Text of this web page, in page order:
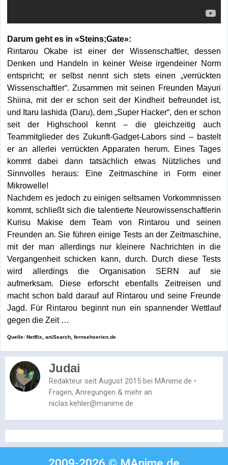
Darum geht es in «Steins;Gate»:
Rintarou Okabe ist einer der Wissenschaftler, dessen
Denken und Handeln in keiner Weise irgendeiner Norm
entspricht; er selbst nennt sich stets einen „verrückten
Wissenschaftler“. Zusammen mit seinen Freunden Mayuri
Shiina, mit der er schon seit der Kindheit befreundet ist,
und Itaru Iashida (Daru), dem „Super Hacker“, den er schon
seit der Highschool kennt – die gleichzeitig auch
Teammitglieder des Zukunft-Gadget-Labors sind – bastelt
er an allerlei verrückten Apparaten herum. Eines Tages
kommt dabei dann tatsächlich etwas Nützliches und
Sinnvolles heraus: Eine Zeitmaschine in Form einer
Mikrowelle!
Nachdem es jedoch zu einigen seltsamen Vorkommnissen
kommt, schließt sich die talentierte Neurowissenschaftlerin
Kurisu Makise dem Team von Rintarou und seinen
Freunden an. Sie führen einige Tests an der Zeitmaschine,
mit der man allerdings nur kleinere Nachrichten in die
Vergangenheit schicken kann, durch. Durch diese Tests
wird allerdings die Organisation SERN auf sie
aufmerksam. Diese erforscht ebenfalls Zeitreisen und
macht schon bald darauf auf Rintarou und seine Freunde
Jagd. Für Rintarou beginnt nun ein spannender Wettlauf
gegen die Zeit …
Quelle: Netflix, aniSearch, fernsehserien.de
Judai
Redakteur seit August 2015 bei MAnime.de •
Fragen, Anregungen & mehr an
niclas.kehler@manime.de